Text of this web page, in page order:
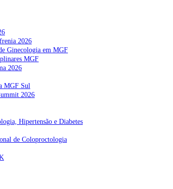
cheques psicólogo e nutricionista no primeiro mês
do ouvido com apoio robótico em Portugal
sobre eventual gestão privada da ULS do Algarve
no novo sistema de acesso a consultas e cirurgias
de que precisa?
2026
Ginecologia em MGF
MGF
2026
MGF Sul
2026
Hipertensão e Diabetes
de Coloproctologia